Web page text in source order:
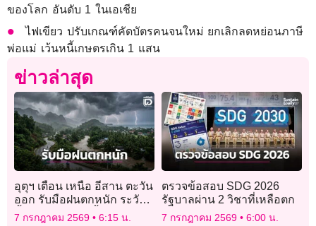
ของโลก อันดับ 1 ในเอเชีย
ไฟเขียว ปรับเกณฑ์คัดบัตรคนจนใหม่ ยกเลิกลดหย่อนภาษี
พ่อแม่ เว้นหนี้เกษตรเกิน 1 แสน
ข่าวล่าสุด
อุตุฯ เตือน เหนือ อีสาน ตะวัน
ออก รับมือฝนตกหนัก ระวัง
น้ำท่วมฉับพลัน-น้ำป่าหลาก!
7 กรกฎาคม 2569 6:15 น.
ตรวจข้อสอบ SDG 2026
รัฐบาลผ่าน 2 วิชาที่เหลือตก
7 กรกฎาคม 2569 6:00 น.